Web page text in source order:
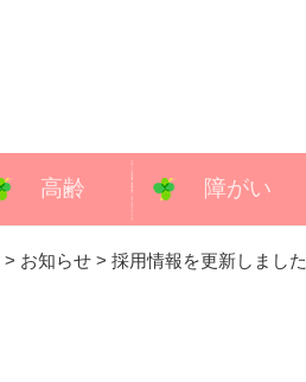
高齢 障がい
> お知らせ > 採用情報を更新しました